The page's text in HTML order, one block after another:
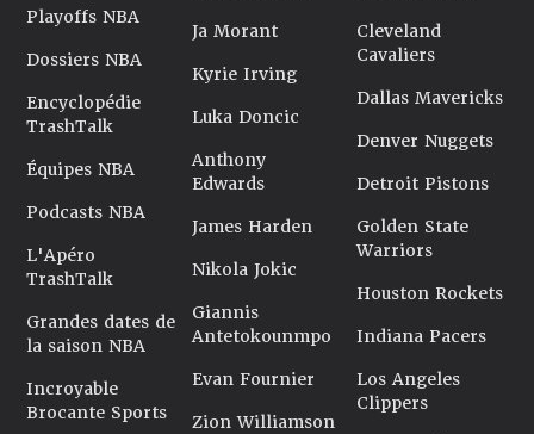
Playoffs NBA
Dossiers NBA
Encyclopédie
TrashTalk
Équipes NBA
Podcasts NBA
L'Apéro
TrashTalk
Grandes dates de
la saison NBA
Incroyable
Brocante Sports
Ja Morant
Kyrie Irving
Luka Doncic
Anthony
Edwards
James Harden
Nikola Jokic
Giannis
Antetokounmpo
Evan Fournier
Zion Williamson
Cleveland
Cavaliers
Dallas Mavericks
Denver Nuggets
Detroit Pistons
Golden State
Warriors
Houston Rockets
Indiana Pacers
Los Angeles
Clippers